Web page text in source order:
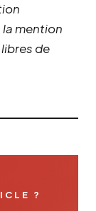
mention
de
?